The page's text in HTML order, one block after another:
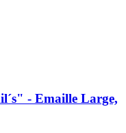
-​ Emaille Large,